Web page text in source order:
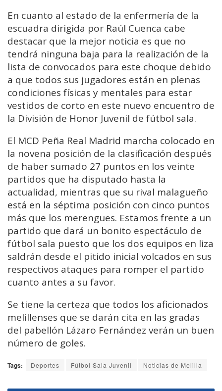
En cuanto al estado de la enfermería de la
escuadra dirigida por Raúl Cuenca cabe
destacar que la mejor noticia es que no
tendrá ninguna baja para la realización de la
lista de convocados para este choque debido
a que todos sus jugadores están en plenas
condiciones físicas y mentales para estar
vestidos de corto en este nuevo encuentro de
la División de Honor Juvenil de fútbol sala.
El MCD Peña Real Madrid marcha colocado en
la novena posición de la clasificación después
de haber sumado 27 puntos en los veinte
partidos que ha disputado hasta la
actualidad, mientras que su rival malagueño
está en la séptima posición con cinco puntos
más que los merengues. Estamos frente a un
partido que dará un bonito espectáculo de
fútbol sala puesto que los dos equipos en liza
saldrán desde el pitido inicial volcados en sus
respectivos ataques para romper el partido
cuanto antes a su favor.
Se tiene la certeza que todos los aficionados
melillenses que se darán cita en las gradas
del pabellón Lázaro Fernández verán un buen
número de goles.
Tags: Deportes Fútbol Sala Juvenil Noticias de Melilla